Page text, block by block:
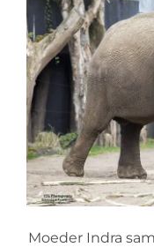
Moeder Indra